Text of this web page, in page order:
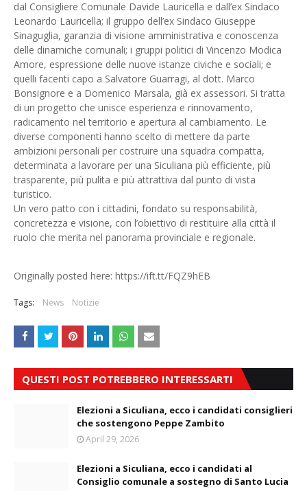
dal Consigliere Comunale Davide Lauricella e dall’ex Sindaco
Leonardo Lauricella; il gruppo dell’ex Sindaco Giuseppe
Sinaguglia, garanzia di visione amministrativa e conoscenza
delle dinamiche comunali; i gruppi politici di Vincenzo Modica
Amore, espressione delle nuove istanze civiche e sociali; e
quelli facenti capo a Salvatore Guarragi, al dott. Marco
Bonsignore e a Domenico Marsala, già ex assessori. Si tratta
di un progetto che unisce esperienza e rinnovamento,
radicamento nel territorio e apertura al cambiamento. Le
diverse componenti hanno scelto di mettere da parte
ambizioni personali per costruire una squadra compatta,
determinata a lavorare per una Siculiana più efficiente, più
trasparente, più pulita e più attrattiva dal punto di vista
turistico.
Un vero patto con i cittadini, fondato su responsabilità,
concretezza e visione, con l’obiettivo di restituire alla città il
ruolo che merita nel panorama provinciale e regionale.
Originally posted here: https://ift.tt/FQZ9hEB
Tags: News Notizie
QUESTI POST POTREBBERO INTERESSARTI
Elezioni a Siculiana, ecco i candidati consiglieri
che sostengono Peppe Zambito
April 29, 2026
Elezioni a Siculiana, ecco i candidati al
Consiglio comunale a sostegno di Santo Lucia